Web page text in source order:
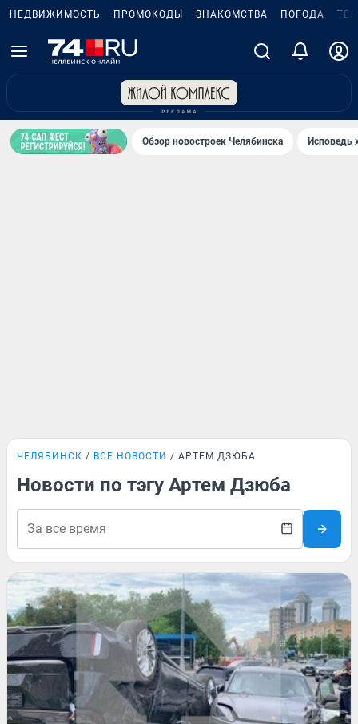
НЕДВИЖИМОСТЬ ПРОМОКОДЫ ЗНАКОМСТВА ПОГОДА
Обзор новостроек Челябинска Исповедь
ЧЕЛЯБИНСК ВСЕ НОВОСТИ АРТЕМ ДЗЮБА
Новости по тэгу Артем Дзюба